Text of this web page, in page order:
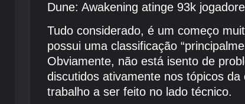
Dune: Awakening atinge 93k
Tudo considerado, é um começo
possui uma classificação
Obviamente, não está isento de
discutidos ativamente nos tópicos
trabalho a ser feito no lado técnico.